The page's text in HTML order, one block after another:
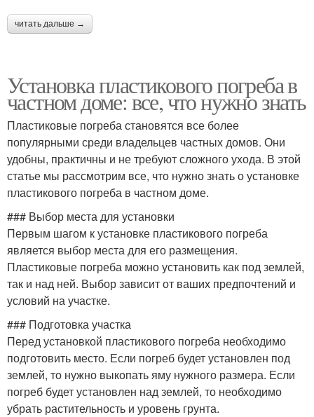
читать дальше →
Установка пластикового погреба в
частном доме: все, что нужно знать
Пластиковые погреба становятся все более
популярными среди владельцев частных домов. Они
удобны, практичны и не требуют сложного ухода. В этой
статье мы рассмотрим все, что нужно знать о установке
пластикового погреба в частном доме.
### Выбор места для установки
Первым шагом к установке пластикового погреба
является выбор места для его размещения.
Пластиковые погреба можно установить как под землей,
так и над ней. Выбор зависит от ваших предпочтений и
условий на участке.
### Подготовка участка
Перед установкой пластикового погреба необходимо
подготовить место. Если погреб будет установлен под
землей, то нужно выкопать яму нужного размера. Если
погреб будет установлен над землей, то необходимо
убрать растительность и уровень грунта.